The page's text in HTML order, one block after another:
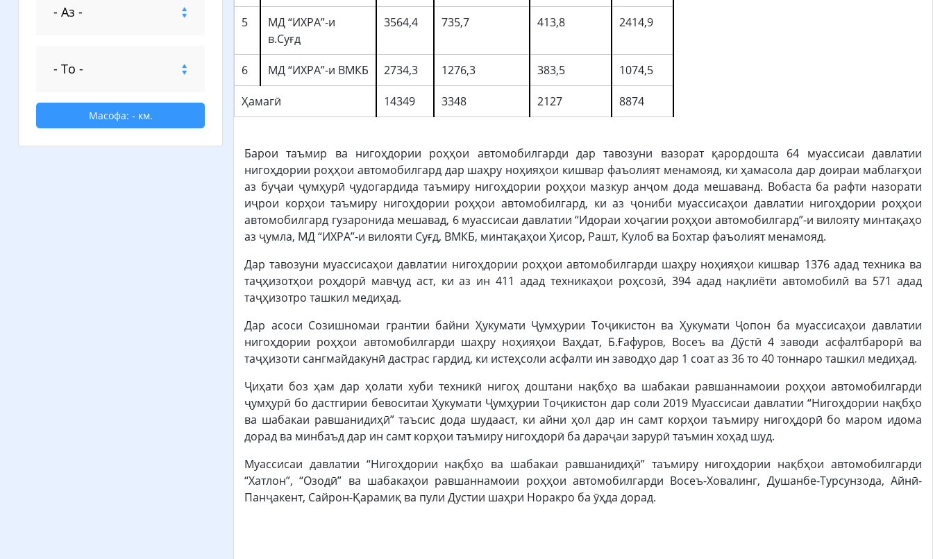
Масофа: - км.
5
МД “ИХРА”-и
в.Суғд
3564,4 735,7 413,8 2414,9
6 МД “ИХРА”-и ВМКБ 2734,3 1276,3 383,5 1074,5
Ҳамагӣ 14349 3348 2127 8874
Барои таъмир ва нигоҳдории роҳҳои автомобилгарди дар тавозуни вазорат қарордошта 64 муассисаи давлатии
нигоҳдории роҳҳои автомобилгард дар шаҳру ноҳияҳои кишвар фаъолият менамояд, ки ҳамасола дар доираи маблағҳои
аз буҷаи ҷумҳурӣ ҷудогардида таъмиру нигоҳдории роҳҳои мазкур анҷом дода мешаванд. Вобаста ба рафти назорати
иҷрои корҳои таъмиру нигоҳдории роҳҳои автомобилгард, ки аз ҷониби муассисаҳои давлатии нигоҳдории роҳҳои
автомобилгард гузаронида мешавад, 6 муассисаи давлатии “Идораи хоҷагии роҳҳои автомобилгард”-и вилояту минтақаҳо
аз ҷумла, МД “ИХРА”-и вилояти Суғд, ВМКБ, минтақаҳои Ҳисор, Рашт, Кулоб ва Бохтар фаъолият менамояд.
Дар тавозуни муассисаҳои давлатии нигоҳдории роҳҳои автомобилгарди шаҳру ноҳияҳои кишвар 1376 адад техника ва
таҷҳизотҳои роҳдорӣ мавҷуд аст, ки аз ин 411 адад техникаҳои роҳсозӣ, 394 адад нақлиёти автомобилӣ ва 571 адад
таҷҳизотро ташкил медиҳад.
Дар асоси Созишномаи грантии байни Ҳукумати Ҷумҳурии Тоҷикистон ва Ҳукумати Ҷопон ба муассисаҳои давлатии
нигоҳдории роҳҳои автомобилгарди шаҳру ноҳияҳои Ваҳдат, Б.Ғафуров, Восеъ ва Дӯстӣ 4 заводи асфалтбарорӣ ва
таҷҳизоти сангмайдакунӣ дастрас гардид, ки истеҳсоли асфалти ин заводҳо дар 1 соат аз 36 то 40 тоннаро ташкил медиҳад.
Ҷиҳати боз ҳам дар ҳолати хуби техникӣ нигоҳ доштани нақбҳо ва шабакаи равшаннамоии роҳҳои автомобилгарди
ҷумҳурӣ бо дастгирии бевоситаи Ҳукумати Ҷумҳурии Тоҷикистон дар соли 2019 Муассисаи давлатии “Нигоҳдории нақбҳо
ва шабакаи равшанидиҳӣ” таъсис дода шудааст, ки айни ҳол дар ин самт корҳои таъмиру нигоҳдорӣ бо маром идома
дорад ва минбаъд дар ин самт корҳои таъмиру нигоҳдорӣ ба дараҷаи зарурӣ таъмин хоҳад шуд.
Муассисаи давлатии “Нигоҳдории нақбҳо ва шабакаи равшанидиҳӣ” таъмиру нигоҳдории нақбҳои автомобилгарди
“Хатлон”, “Озодӣ” ва шабакаҳои равшаннамоии роҳҳои автомобилгарди Восеъ-Ховалинг, Душанбе-Турсунзода, Айнӣ-
Панҷакент, Сайрон-Қарамиқ ва пули Дустии шаҳри Норакро ба ӯҳда дорад.